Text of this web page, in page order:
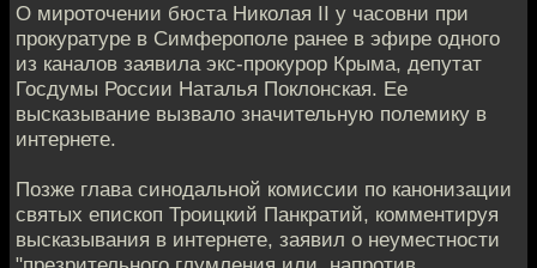
О мироточении бюста Николая II у часовни при
прокуратуре в Симферополе ранее в эфире одного
из каналов заявила экс-прокурор Крыма, депутат
Госдумы России Наталья Поклонская. Ее
высказывание вызвало значительную полемику в
интернете.
Позже глава синодальной комиссии по канонизации
святых епископ Троицкий Панкратий, комментируя
высказывания в интернете, заявил о неуместности